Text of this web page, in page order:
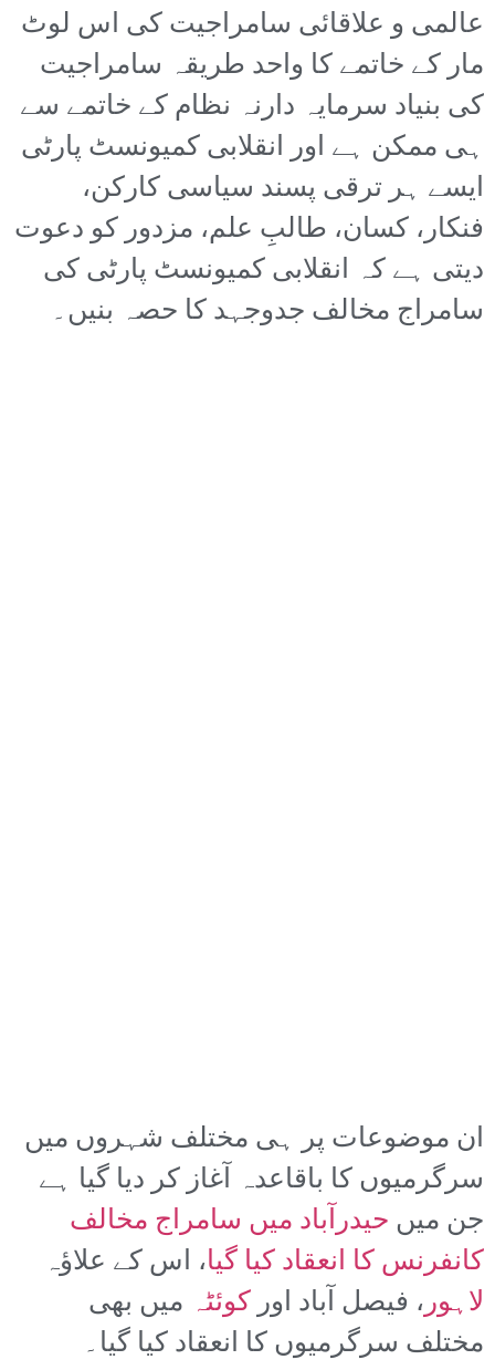
عالمی و علاقائی سامراجیت کی اس لوٹ
مار کے خاتمے کا واحد طریقہ سامراجیت
کی بنیاد سرمایہ دارنہ نظام کے خاتمے سے
ہی ممکن ہے اور انقلابی کمیونسٹ پارٹی
ایسے ہر ترقی پسند سیاسی کارکن،
فنکار، کسان، طالبِ علم، مزدور کو دعوت
دیتی ہے کہ انقلابی کمیونسٹ پارٹی کی
سامراج مخالف جدوجہد کا حصہ بنیں۔
ان موضوعات پر ہی مختلف شہروں میں
سرگرمیوں کا باقاعدہ آغاز کر دیا گیا ہے
جن میںحیدرآباد میں سامراج مخالف
کانفرنس کا انعقاد کیا گیا، اس کے علاؤہ
لاہور، فیصل آباد اورکوئٹہ میں بھی
مختلف سرگرمیوں کا انعقاد کیا گیا۔